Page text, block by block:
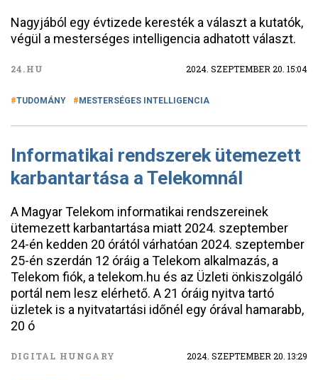
Nagyjából egy évtizede keresték a választ a kutatók,
végül a mesterséges intelligencia adhatott választ.
24.HU 2024. SZEPTEMBER 20. 15:04
TUDOMÁNY MESTERSÉGES INTELLIGENCIA
Informatikai rendszerek ütemezett
karbantartása a Telekomnál
A Magyar Telekom informatikai rendszereinek
ütemezett karbantartása miatt 2024. szeptember
24-én kedden 20 órától várhatóan 2024. szeptember
25-én szerdán 12 óráig a Telekom alkalmazás, a
Telekom fiók, a telekom.hu és az Üzleti önkiszolgáló
portál nem lesz elérhető. A 21 óráig nyitva tartó
üzletek is a nyitvatartási időnél egy órával hamarabb,
20 ó
DIGITAL HUNGARY 2024. SZEPTEMBER 20. 13:29